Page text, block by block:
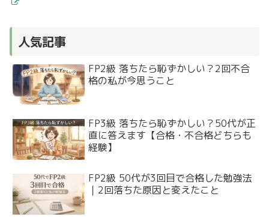
人気記事
FP2級 落ちたら恥ずかしい？2回不合
格の私が今思うこと
FP3級 落ちたら恥ずかしい？50代が正
直に答えます【合格・不合格どちらも
経験】
FP2級 50代が3回目で合格した勉強法
｜2回落ちた原因と変えたこと